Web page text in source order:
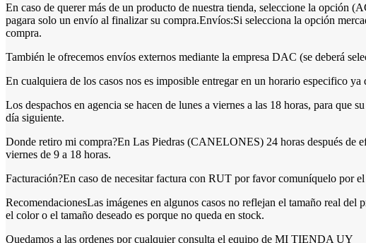
En caso de querer más de un producto de nuestra tienda, seleccione la opción
pagara solo un envío al finalizar su compra.Envíos:Si selecciona la opción
compra.
También le ofrecemos envíos externos mediante la empresa DAC (se deberá
En cualquiera de los casos nos es imposible entregar en un horario especifico ya
Los despachos en agencia se hacen de lunes a viernes a las 18 horas, para que
día siguiente.
Donde retiro mi compra?En Las Piedras (CANELONES) 24 horas después de
viernes de 9 a 18 horas.
Facturación?En caso de necesitar factura con RUT por favor comuníquelo por
RecomendacionesLas imágenes en algunos casos no reflejan el tamaño real
el color o el tamaño deseado es porque no queda en stock.
Quedamos a las ordenes por cualquier consulta el equipo de MI TIENDA UY